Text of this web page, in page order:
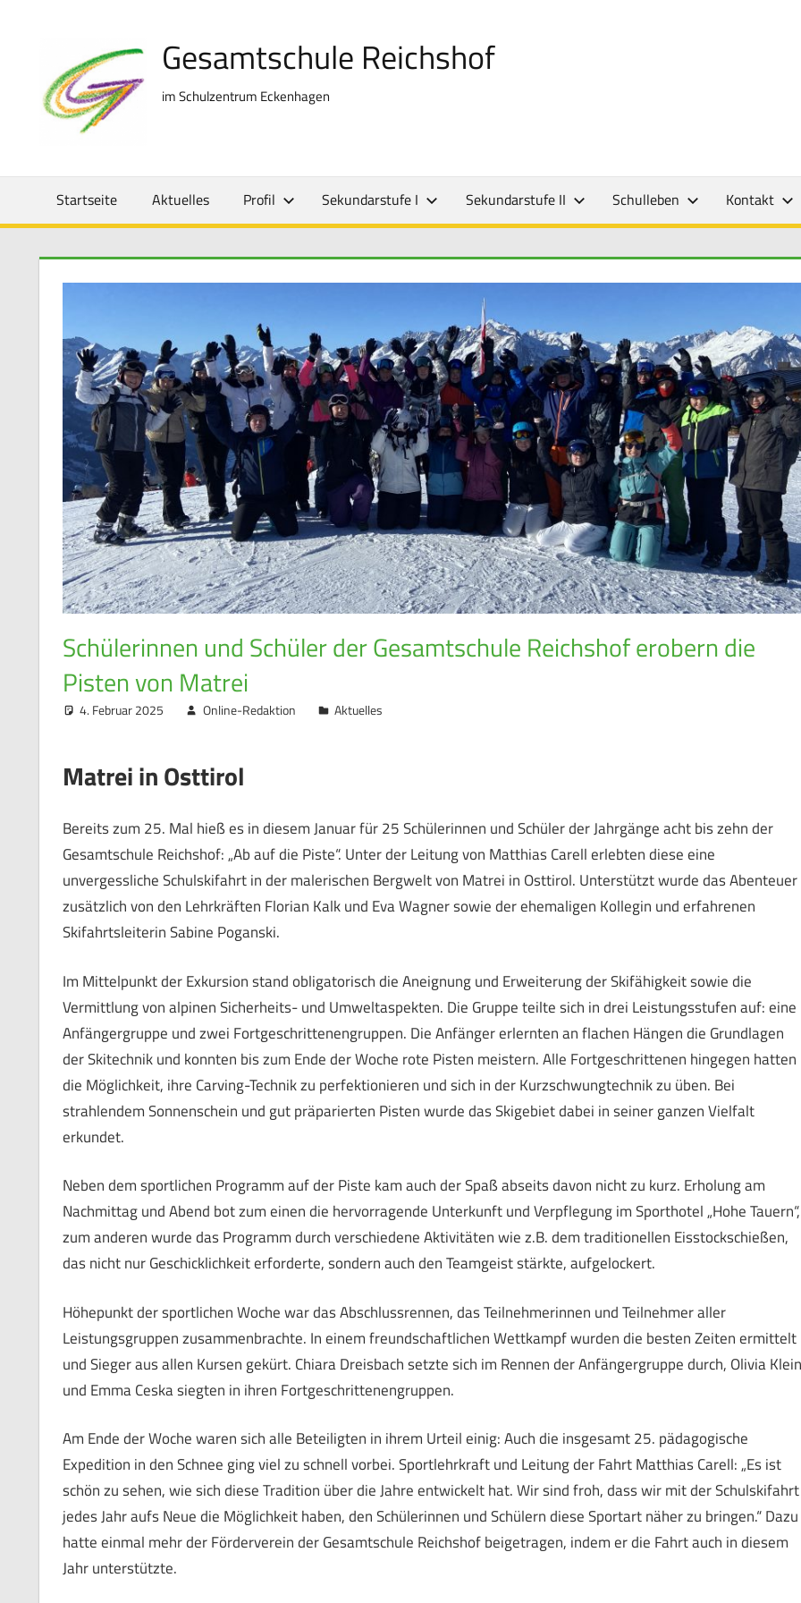
Gesamtschule Reichshof
im Schulzentrum Eckenhagen
Startseite Aktuelles Profil Sekundarstufe I Sekundarstufe II Schulleben Kontakt
Schülerinnen und Schüler der Gesamtschule Reichshof erobern die
Pisten von Matrei
4. Februar 2025 Online-Redaktion Aktuelles
Matrei in Osttirol
Bereits zum 25. Mal hieß es in diesem Januar für 25 Schülerinnen und Schüler der Jahrgänge acht bis zehn der
Gesamtschule Reichshof: „Ab auf die Piste“. Unter der Leitung von Matthias Carell erlebten diese eine
unvergessliche Schulskifahrt in der malerischen Bergwelt von Matrei in Osttirol. Unterstützt wurde das Abenteuer
zusätzlich von den Lehrkräften Florian Kalk und Eva Wagner sowie der ehemaligen Kollegin und erfahrenen
Skifahrtsleiterin Sabine Poganski.
Im Mittelpunkt der Exkursion stand obligatorisch die Aneignung und Erweiterung der Skifähigkeit sowie die
Vermittlung von alpinen Sicherheits- und Umweltaspekten. Die Gruppe teilte sich in drei Leistungsstufen auf: eine
Anfängergruppe und zwei Fortgeschrittenengruppen. Die Anfänger erlernten an flachen Hängen die Grundlagen
der Skitechnik und konnten bis zum Ende der Woche rote Pisten meistern. Alle Fortgeschrittenen hingegen hatten
die Möglichkeit, ihre Carving-Technik zu perfektionieren und sich in der Kurzschwungtechnik zu üben. Bei
strahlendem Sonnenschein und gut präparierten Pisten wurde das Skigebiet dabei in seiner ganzen Vielfalt
erkundet.
Neben dem sportlichen Programm auf der Piste kam auch der Spaß abseits davon nicht zu kurz. Erholung am
Nachmittag und Abend bot zum einen die hervorragende Unterkunft und Verpflegung im Sporthotel „Hohe Tauern“,
zum anderen wurde das Programm durch verschiedene Aktivitäten wie z.B. dem traditionellen Eisstockschießen,
das nicht nur Geschicklichkeit erforderte, sondern auch den Teamgeist stärkte, aufgelockert.
Höhepunkt der sportlichen Woche war das Abschlussrennen, das Teilnehmerinnen und Teilnehmer aller
Leistungsgruppen zusammenbrachte. In einem freundschaftlichen Wettkampf wurden die besten Zeiten ermittelt
und Sieger aus allen Kursen gekürt. Chiara Dreisbach setzte sich im Rennen der Anfängergruppe durch, Olivia Klein
und Emma Ceska siegten in ihren Fortgeschrittenengruppen.
Am Ende der Woche waren sich alle Beteiligten in ihrem Urteil einig: Auch die insgesamt 25. pädagogische
Expedition in den Schnee ging viel zu schnell vorbei. Sportlehrkraft und Leitung der Fahrt Matthias Carell: „Es ist
schön zu sehen, wie sich diese Tradition über die Jahre entwickelt hat. Wir sind froh, dass wir mit der Schulskifahrt
jedes Jahr aufs Neue die Möglichkeit haben, den Schülerinnen und Schülern diese Sportart näher zu bringen.“ Dazu
hatte einmal mehr der Förderverein der Gesamtschule Reichshof beigetragen, indem er die Fahrt auch in diesem
Jahr unterstützte.